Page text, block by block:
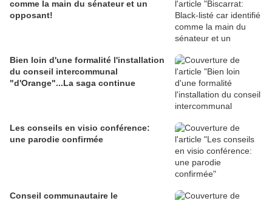
comme la main du sénateur et un
opposant!
Bien loin d'une formalité l'installation
du conseil intercommunal
"d'Orange"...La saga continue
Les conseils en visio conférence:
une parodie confirmée
Conseil communautaire le